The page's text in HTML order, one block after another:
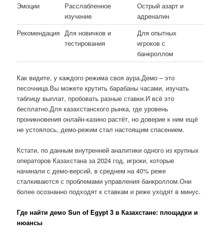
Эмоции
Расслабленное
изучение
Острый азарт и
адреналин
Рекомендация Для новичков и
тестирования
Для опытных
игроков с
банкроллом
Как видите, у каждого режима своя аура.Демо – это
песочница.Вы можете крутить барабаны часами, изучать
таблицу выплат, пробовать разные ставки.И всё это
бесплатно.Для казахстанского рынка, где уровень
проникновения онлайн-казино растёт, но доверие к ним ещё
не устоялось, демо-режим стал настоящим спасением.
Кстати, по данным внутренней аналитики одного из крупных
операторов Казахстана за 2024 год, игроки, которые
начинали с демо-версий, в среднем на 40% реже
сталкиваются с проблемами управления банкроллом.Они
более осознанно подходят к ставкам и реже уходят в минус.
Где найти демо Sun of Egypt 3 в Казахстане: площадки и
нюансы